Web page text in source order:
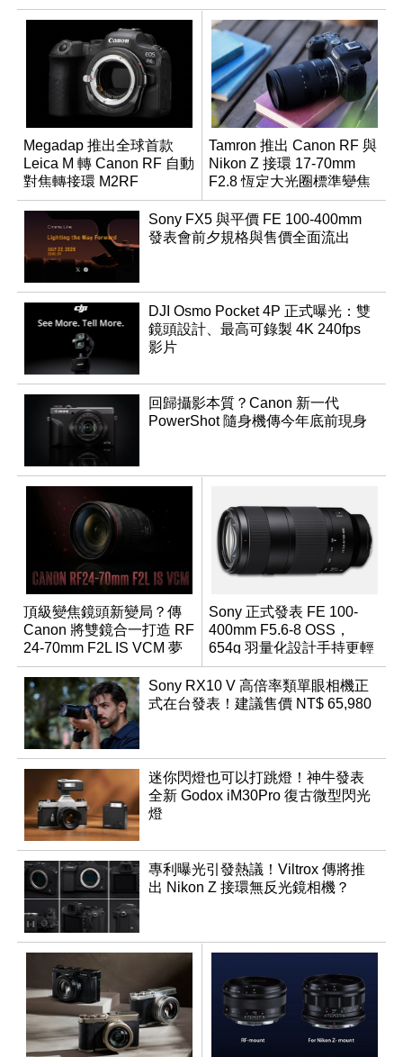
Megadap 推出全球首款
Leica M 轉 Canon RF 自動
對焦轉接環 M2RF
Tamron 推出 Canon RF 與
Nikon Z 接環 17-70mm
F2.8 恆定大光圈標準變焦
鏡
Sony FX5 與平價 FE 100-400mm
發表會前夕規格與售價全面流出
DJI Osmo Pocket 4P 正式曝光：雙
鏡頭設計、最高可錄製 4K 240fps
影片
回歸攝影本質？Canon 新一代
PowerShot 隨身機傳今年底前現身
頂級變焦鏡頭新變局？傳
Canon 將雙鏡合一打造 RF
24-70mm F2L IS VCM 夢
幻規格
Sony 正式發表 FE 100-
400mm F5.6-8 OSS，
654g 羽量化設計手持更輕
鬆
Sony RX10 V 高倍率類單眼相機正
式在台發表！建議售價 NT$ 65,980
迷你閃燈也可以打跳燈！神牛發表
全新 Godox iM30Pro 復古微型閃光
燈
專利曝光引發熱議！Viltrox 傳將推
出 Nikon Z 接環無反光鏡相機？